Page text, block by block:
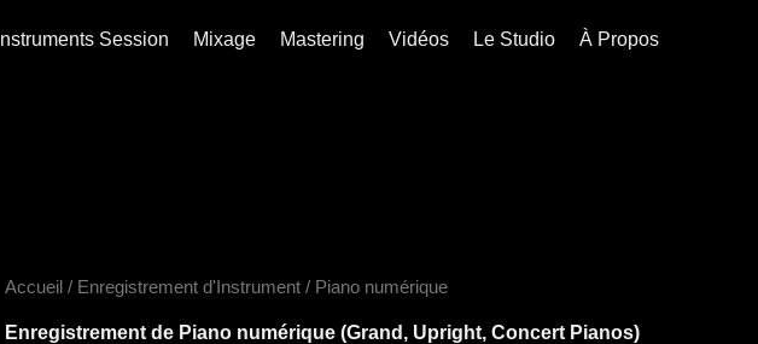
Instruments Session Mixage Mastering Vidéos Le Studio À Propos
Accueil / Enregistrement d'Instrument / Piano numérique
Enregistrement de Piano numérique (Grand, Upright, Concert Pianos)